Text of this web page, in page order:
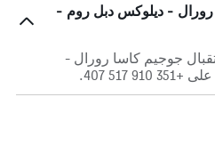
- ديلوكس دبل روم -
جوجيم كاسا رورال -